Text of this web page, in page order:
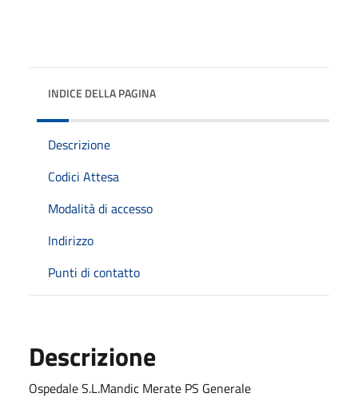
INDICE DELLA PAGINA
Descrizione
Codici Attesa
Modalità di accesso
Indirizzo
Punti di contatto
Descrizione
Ospedale S.L.Mandic Merate PS Generale